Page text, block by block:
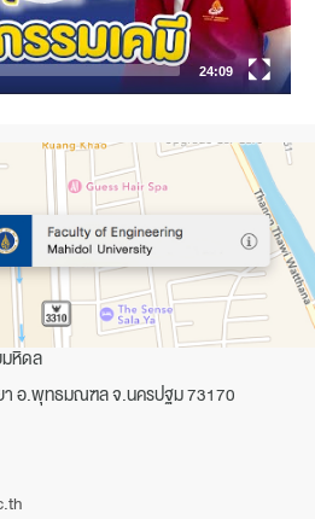
หิดล
อ.พุทธมณฑล จ.นครปฐม 73170